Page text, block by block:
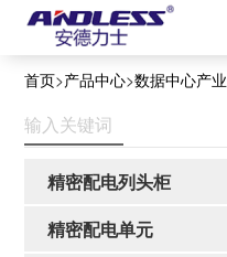
首页>产品中心>数据中心产业
精密配电列头柜
精密配电单元